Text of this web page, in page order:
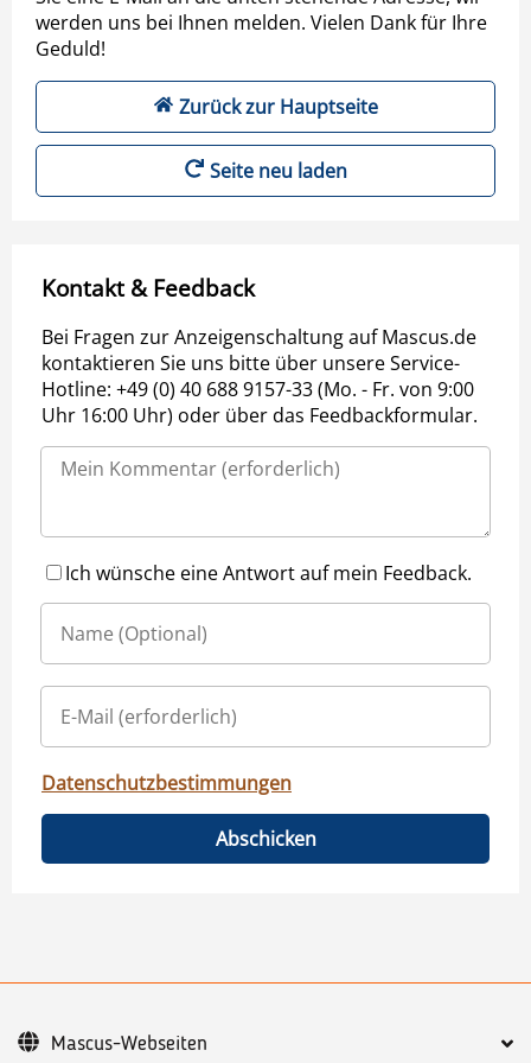
werden uns bei Ihnen melden. Vielen Dank für Ihre
Geduld!
Zurück zur Hauptseite
Seite neu laden
Kontakt & Feedback
Bei Fragen zur Anzeigenschaltung auf Mascus.de
kontaktieren Sie uns bitte über unsere Service-
Hotline: +49 (0) 40 688 9157-33 (Mo. - Fr. von 9:00
Uhr 16:00 Uhr) oder über das Feedbackformular.
Ich wünsche eine Antwort auf mein Feedback.
Datenschutzbestimmungen
Abschicken
Mascus-Webseiten